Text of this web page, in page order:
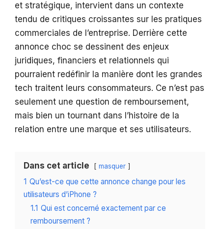
et stratégique, intervient dans un contexte
tendu de critiques croissantes sur les pratiques
commerciales de l’entreprise. Derrière cette
annonce choc se dessinent des enjeux
juridiques, financiers et relationnels qui
pourraient redéfinir la manière dont les grandes
tech traitent leurs consommateurs. Ce n’est pas
seulement une question de remboursement,
mais bien un tournant dans l’histoire de la
relation entre une marque et ses utilisateurs.
Dans cet article masquer
1 Qu’est-ce que cette annonce change pour les
utilisateurs d’iPhone ?
1.1 Qui est concerné exactement par ce
remboursement ?